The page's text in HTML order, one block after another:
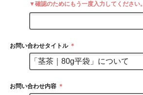
▼確認のためにもう一度入力してください。
お問い合わせタイトル ＊
お問い合わせ内容 ＊